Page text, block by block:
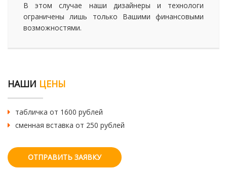
В этом случае наши дизайнеры и технологи
ограничены лишь только Вашими финансовыми
возможностями.
НАШИ ЦЕНЫ
табличка от 1600 рублей
сменная вставка от 250 рублей
ОТПРАВИТЬ ЗАЯВКУ